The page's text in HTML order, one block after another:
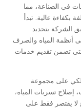
في الصناعة، مما
بكفاءة عالية. تبدأ
الشركة بتحديد
أنظمة المياه والصرف
تضمن تقديم خدمات
على مجموعة
إصلاح تسربات المياه،
لا يقتصر فقط على